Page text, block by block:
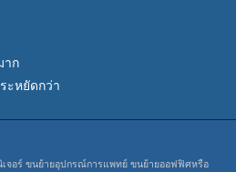
าก
ะหยัดกว่า
จอร์ ขนย้ายอุปกรณ์การแพทย์ ขนย้ายออฟฟิศหรือ